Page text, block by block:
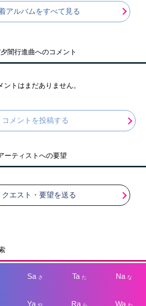
アルバムをすべて見る
闇行進曲へのコメント
ントはまだありません。
コメントを投稿する
ーティストへの要望
クエスト・要望を送る
Sa さ Taた Na な
Yaや Ra ら Wa わ